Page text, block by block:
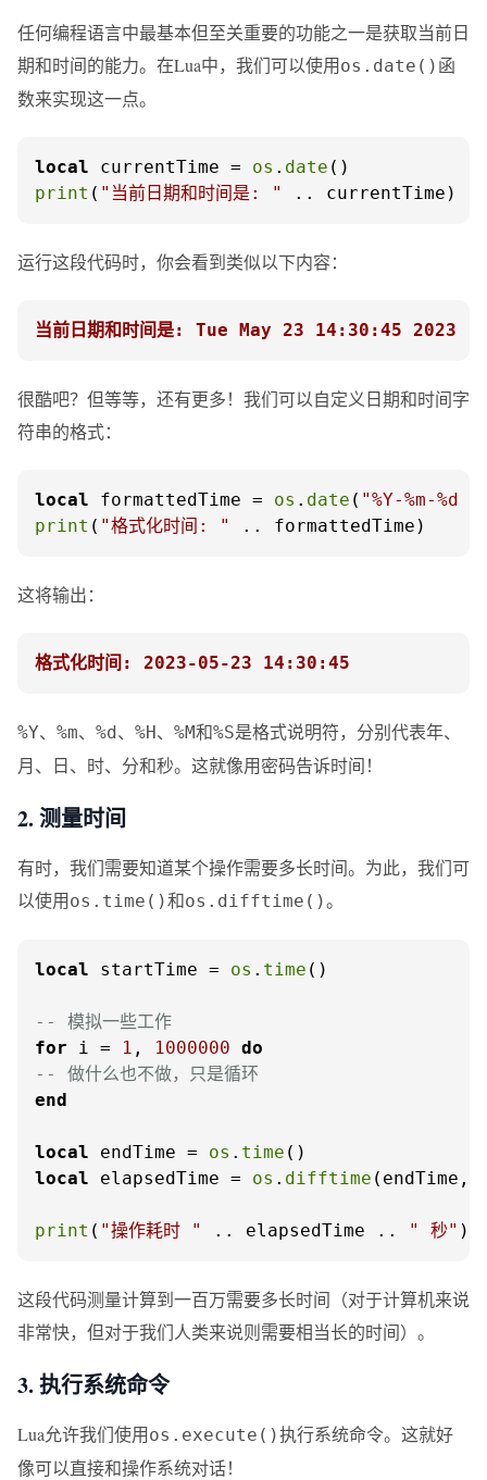
任何编程语言中最基本但至关重要的功能之一是获取当前日
期和时间的能力。在Lua中，我们可以使用os.date() 函
数来实现这一点。
local currentTime = os . date
print ( "当前日期和时间是: " .. currentTime)
运行这段代码时，你会看到类似以下内容：
当前日期和时间是: Tue May 23 14:30:45 2023
很酷吧？但等等，还有更多！我们可以自定义日期和时间字
符串的格式：
local formattedTime = os . date ( "%Y-%m-%d
print ( "格式化时间: " .. formattedTime)
这将输出：
格式化时间: 2023-05-23 14:30:45
%Y、 %m、 %d、 %H、 %M和%S是格式说明符，分别代表年、
月、日、时、分和秒。这就像用密码告诉时间！
2. 测量时间
有时，我们需要知道某个操作需要多长时间。为此，我们可
以使用os.time()和os.difftime()。
local startTime = os . time ()
-- 模拟一些工作
for i = 1 , 1000000 do
-- 做什么也不做，只是循环
end
local endTime = os . time
local elapsedTime = os . difftime (endTime,
print ( "操作耗时 " .. elapsedTime .. " 秒" )
这段代码测量计算到一百万需要多长时间（对于计算机来说
非常快，但对于我们人类来说则需要相当长的时间）。
3. 执行系统命令
Lua允许我们使用os.execute()执行系统命令。这就好
像可以直接和操作系统对话！